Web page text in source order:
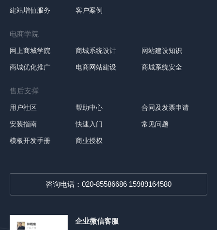
建站增值服务 客户案例
电商学院
网上商城学院 商城系统设计 网站建设知识
商城优化推广 电商网站建设 商城系统安全
售后支撑
用户社区 帮助中心 合同及发票申请
安装指南 快速入门 常见问题
模板开发手册 商业授权
咨询电话：020-85586686 15989164580
企业微信客服